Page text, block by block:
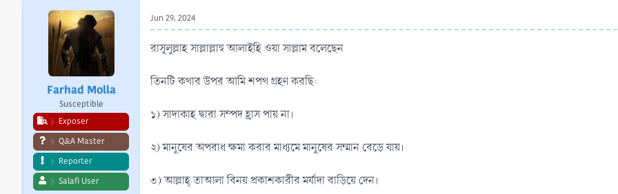
r
t
e
Farhad Molla
Susceptible
Exposer
Q&A Master
Reporter
Salafi User
Jun 29, 2024
রাসূলুল্লাহ সাল্লাল্লাহু আলাইহি ওয়া সাল্লাম বলেছেন
তিনটি কথার উপর আমি শপথ গ্রহণ করছি:
১) সাদাকাহ দ্বারা সম্পদ হ্রাস পায় না।
২) মানুষের অপরাধ ক্ষমা করার মাধ্যমে মানুষের সম্মান বেড়ে যায়।
৩) আল্লাহ্ তাআলা বিনয় প্রকাশকারীর মর্যাদা বাড়িয়ে দেন।